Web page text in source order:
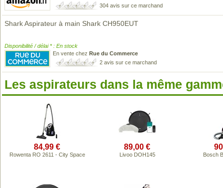
304 avis sur ce marchand
Shark Aspirateur à main Shark CH950EUT
Disponibilité / délai * : En stock
En vente chez Rue du Commerce
2 avis sur ce marchand
Les aspirateurs dans la même
84,99 €
Rowenta RO 2611 - City Space
89,00 €
Livoo DOH145 Bosch